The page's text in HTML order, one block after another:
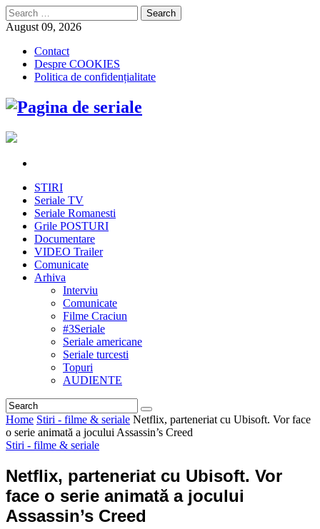
Search
for:
August 09, 2026
Contact
Despre COOKIES
Politica de confidențialitate
STIRI
Seriale TV
Seriale Romanesti
Grile POSTURI
Documentare
VIDEO Trailer
Comunicate
Arhiva
Interviu
Comunicate
Filme Craciun
#3Seriale
Seriale americane
Seriale turcesti
Topuri
AUDIENTE
Home Stiri - filme & seriale Netflix, parteneriat cu Ubisoft. Vor face
o serie animată a jocului Assassin’s Creed
Stiri - filme & seriale
Netflix, parteneriat cu Ubisoft. Vor
face o serie animată a jocului
Assassin’s Creed